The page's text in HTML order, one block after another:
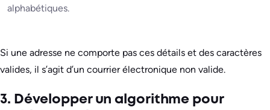
alphabétiques.
Si une adresse ne comporte pas ces détails et des caractères
valides, il s’agit d’un courrier électronique non valide.
3. Développer un algorithme pour